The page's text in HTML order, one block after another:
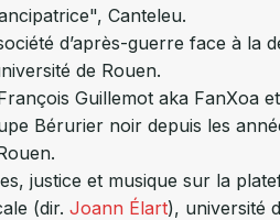
Canteleu.
d’après-guerre face à la
de Rouen.
Guillemot aka FanXoa
Bérurier noir depuis les
justice et musique sur la
(dir. Joann Élart), université